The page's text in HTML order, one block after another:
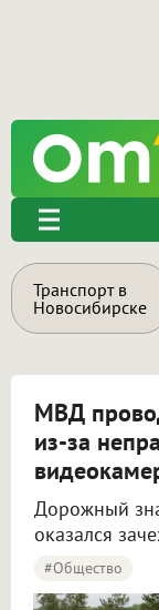
Транспорт в
Новосибирске
МВД
из-за
Дорожный
оказался
#Общество